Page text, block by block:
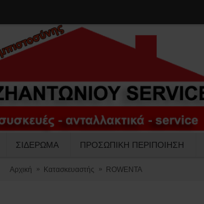
ΣΙΔΕΡΩΜΑ ΠΡΟΣΩΠΙΚΗ ΠΕΡΙΠΟΙΗΣΗ
Αρχική Κατασκευαστής ROWENTA